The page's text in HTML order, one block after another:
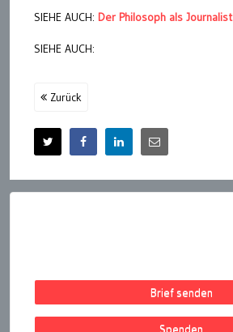
SIEHE AUCH: Der Philosoph als Journalist
SIEHE AUCH:
Zurück
Brief senden
Spenden